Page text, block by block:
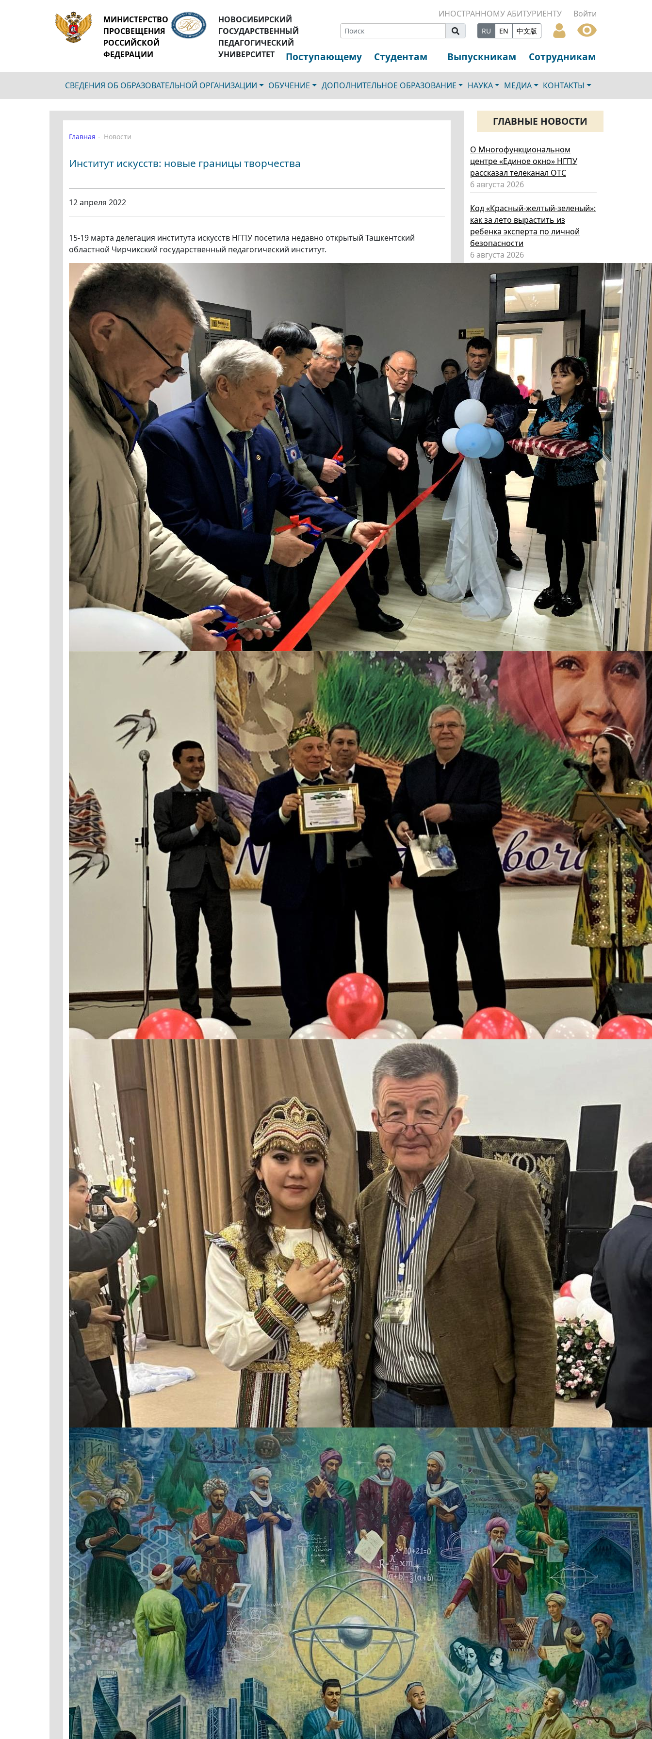
МИНИСТЕРСТВО
ПРОСВЕЩЕНИЯ
РОССИЙСКОЙ
ФЕДЕРАЦИИ
НОВОСИБИРСКИЙ
ГОСУДАРСТВЕННЫЙ
ПЕДАГОГИЧЕСКИЙ
УНИВЕРСИТЕТ
ИНОСТРАННОМУ АБИТУРИЕНТУ Войти
RU EN 中文版
Поступающему Студентам Выпускникам Сотрудникам
СВЕДЕНИЯ ОБ ОБРАЗОВАТЕЛЬНОЙ ОРГАНИЗАЦИИ ОБУЧЕНИЕ ДОПОЛНИТЕЛЬНОЕ ОБРАЗОВАНИЕ НАУКА МЕДИА КОНТАКТЫ
Главная Новости
Институт искусств: новые границы творчества
12 апреля 2022
15-19 марта делегация института искусств НГПУ посетила недавно открытый Ташкентский
областной Чирчикский государственный педагогический институт.
ГЛАВНЫЕ НОВОСТИ
О Многофункциональном
центре «Единое окно» НГПУ
рассказал телеканал ОТС
6 августа 2026
Код «Красный-желтый-зеленый»:
как за лето вырастить из
ребенка эксперта по личной
безопасности
6 августа 2026
Эксперт НГПУ объяснил, как
выбрать «умные» очки и как ими
пользоваться, чтобы не
нарушать закон
5 августа 2026
Директор ИИГСО НГПУ:
региональный компонент курса
«Россия – мои горизонты»
поможет школьникам с
выбором актуальной профессии
5 августа 2026
НГПУ ждет первокурсников на
собрания по зачислению
4 августа 2026
В НГПУ состоялось зачисление
первокурсников по целевой,
отдельной и особой квотам
3 августа 2026